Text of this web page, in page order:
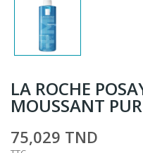
LA ROCHE
MOUSSANT
75,029 TND